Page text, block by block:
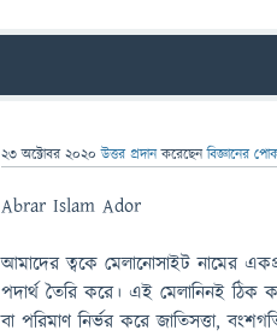
23 অক্টোবর 2020 উত্তর প্রদান করেছেনবিজ্ঞানের
Abrar Islam Ador
আমাদের ত্বকে মেলানোসাইট নামের
পদার্থ তৈরি করে। এই মেলানিনই ঠিক
বা পরিমাণ নির্ভর করে জাতিসত্তা,